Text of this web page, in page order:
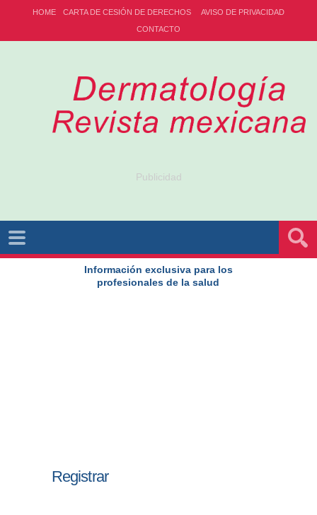
HOME CARTA DE CESIÓN DE DERECHOS
AVISO DE PRIVACIDAD
CONTACTO
Publicidad
Información exclusiva para los
profesionales de la salud
Registrar